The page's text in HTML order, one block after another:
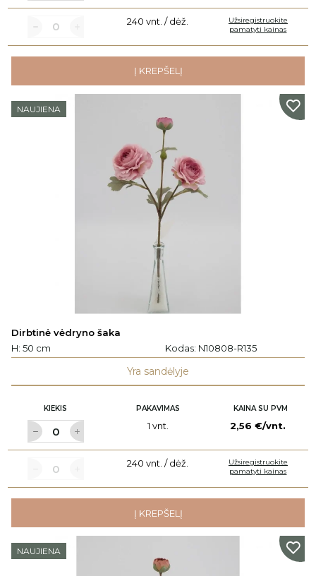
240 vnt. / dėž.
Užsiregistruokite
pamatyti kainas
Į KREPŠELĮ
NAUJIENA
Dirbtinė vėdryno šaka
H: 50 cm
Kodas: N10808-R135
Yra sandėlyje
KIEKIS PAKAVIMAS KAINA SU PVM
1 vnt. 2,56 €/vnt.
240 vnt. / dėž.
Užsiregistruokite
pamatyti kainas
Į KREPŠELĮ
NAUJIENA